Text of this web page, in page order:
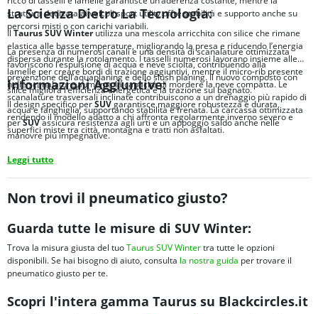
struttura dedicata ai veicoli sport utility offre stabilità e supporto anche su
percorsi misti o con carichi variabili.
La presenza di numerosi canali e una densità di scanalature ottimizzata
favoriscono l’espulsione di acqua e neve sciolta, contribuendo alla
prevenzione dell’aquaplaning e dello slush planing. Il nuovo composto con
silice migliora l’efficienza energetica e la trazione sul bagnato.
La Scienza Dietro La Tecnologia:
IlTaurus SUVWinterutilizza una mescola arricchita con silice che rimane
elastica alle basse temperature, migliorando la presa e riducendo l’energia
dispersa durante la rotolamento. I tasselli numerosi lavorano insieme alle
lamelle per creare bordi di trazione aggiuntivi, mentre il micro-rib presente
nelle scanalature aumenta la capacità di mordere la neve compatta. Le
scanalature trasversali inclinate contribuiscono a un drenaggio più rapido di
acqua e fanghiglia, supportando stabilità e frenata. La carcassa ottimizzata
perSUVassicura resistenza agli urti e un appoggio saldo anche nelle
manovre più impegnative.
Informazioni Aggiuntive:
Il design specifico perSUVgarantisce maggiore robustezza e durata,
rendendo il modello adatto a chi affronta regolarmente inverno severo e
superfici miste tra città, montagna e tratti non asfaltati.
Leggi tutto
Non trovi il pneumatico giusto?
Guarda tutte le misure di SUV Winter:
Trova la misura giusta del tuoTaurus SUV Wintertra tutte le opzioni
disponibili. Se hai bisogno di aiuto, consulta la nostra guida per trovare il
pneumatico giusto per te.
Scopri l'intera gamma Taurus su Blackcircles.it